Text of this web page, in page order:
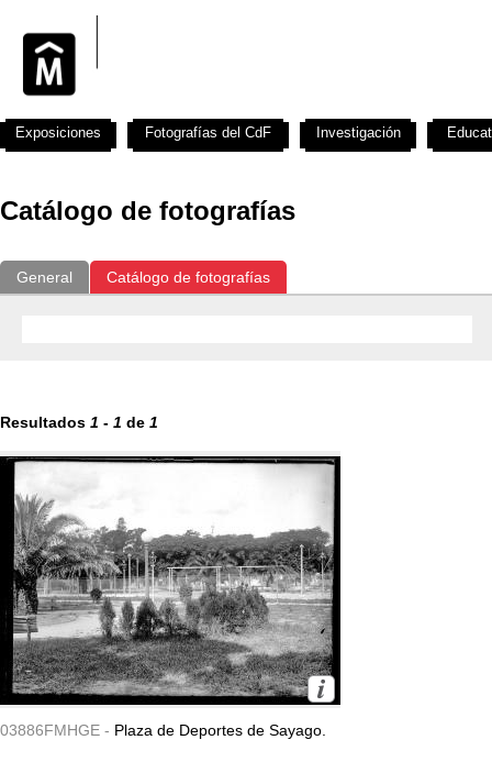
Catálogo de fotografías
General Catálogo de fotografías
Resultados 1 - 1 de 1
03886FMHGE - Plaza de Deportes de Sayago.
Exposiciones Fotografías del CdF Investigación